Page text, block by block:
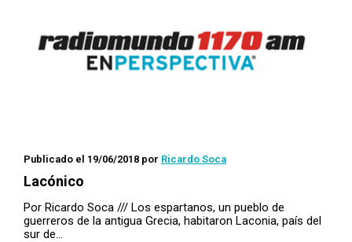
Publicado el 19/06/2018 por Ricardo Soca
Lacónico
Por Ricardo Soca /// Los espartanos, un pueblo de
guerreros de la antigua Grecia, habitaron Laconia, país del
sur de…